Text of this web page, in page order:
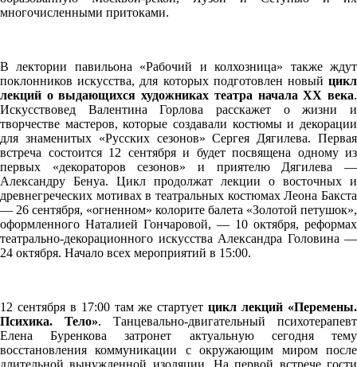
многочисленными притоками.
В лектории павильона «Рабочий и колхозница» также ждут
поклонников искусства, для которых подготовлен новый цикл
лекций о выдающихся художниках театра начала XX века.
Искусствовед Валентина Горлова расскажет о жизни и
творчестве мастеров, которые создавали костюмы и декорации
для знаменитых «Русских сезонов» Сергея Дягилева. Первая
встреча состоится 12 сентября и будет посвящена одному из
первых «декораторов сезонов» и приятелю Дягилева —
Александру Бенуа. Цикл продолжат лекции о восточных и
древнегреческих мотивах в театральных костюмах Леона Бакста
— 26 сентября, «огненном» колорите балета «Золотой петушок»,
оформленного Наталией Гончаровой, — 10 октября, реформах
театрально-декорационного искусства Александра Головина —
24 октября. Начало всех мероприятий в 15:00.
12 сентября в 17:00 там же стартуетцикл лекций «Перемены.
Психика. Тело». Танцевально-двигательный психотерапевт
Елена Буренкова затронет актуальную сегодня тему
восстановления коммуникации с окружающим миром после
длительной вынужденной изоляции. На первой встрече гости